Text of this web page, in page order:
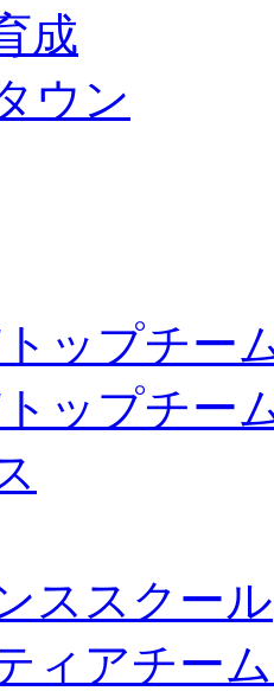
ーア）
成
ウン
ップチー
トップチー
ススクール
ィアチー